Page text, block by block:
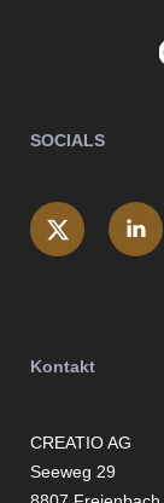
SOCIALS
Kontakt
CREATIO AG
Seeweg 29